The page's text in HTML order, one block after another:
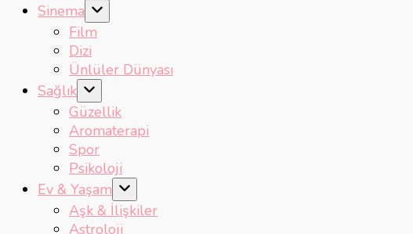
Sinema
Film
Dizi
Ünlüler Dünyası
Sağlık
Güzellik
Aromaterapi
Spor
Psikoloji
Ev & Yaşam
Aşk & İlişkiler
Astroloji